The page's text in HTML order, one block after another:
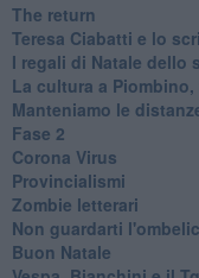
The return
Teresa Ciabatti e lo
I regali di Natale dello
La cultura a
Manteniamo le
Fase 2
Corona Virus
Provincialismi
Zombie letterari
Non guardarti
Buon Natale